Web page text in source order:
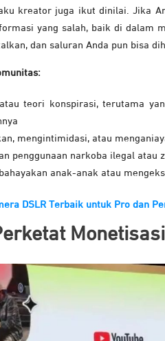
kreator juga ikut dinilai. Jika
yang salah, baik di dalam
dan saluran Anda pun bisa
teori konspirasi, terutama
mengintimidasi, atau
penggunaan narkoba ilegal atau
anak-anak atau
DSLR Terbaik untuk Pro dan